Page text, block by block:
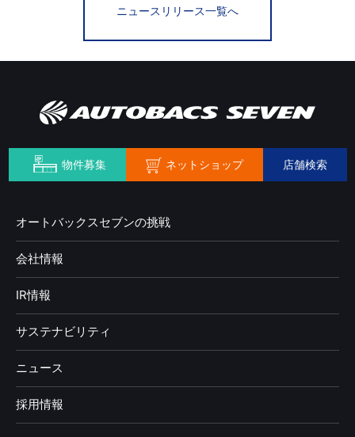
ニュースリリース一覧へ
物件募集 ネットショップ 店舗検索
オートバックスセブンの挑戦
会社情報
IR情報
サステナビリティ
ニュース
採用情報